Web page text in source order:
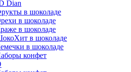
Dian
в шоколаде
в шоколаде
в шоколаде
в шоколаде
в шоколаде
конфет